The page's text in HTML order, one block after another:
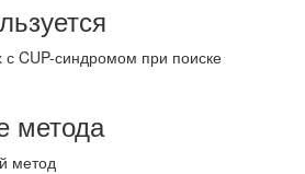
CUP-синдромом при поиске
метода
метод